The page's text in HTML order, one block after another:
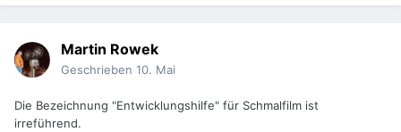
Martin Rowek
Geschrieben 10. Mai
Die Bezeichnung "Entwicklungshilfe" für Schmalfilm ist
irreführend.